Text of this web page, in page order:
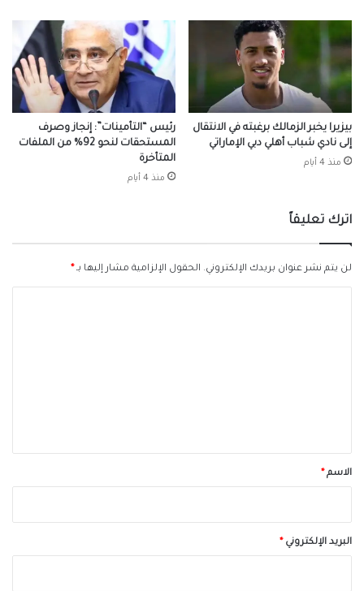
بيزيرا يخبر الزمالك برغبته في الانتقال
إلى نادي شباب أهلي دبي الإماراتي
منذ 4 أيام
رئيس “التأمينات”: إنجاز وصرف
المستحقات لنحو 92% من الملفات
المتأخرة
منذ 4 أيام
اترك تعليقاً
لن يتم نشر عنوان بريدك الإلكتروني. الحقول الإلزامية مشار إليها بـ*
*الاسم*
البريد الإلكتروني*